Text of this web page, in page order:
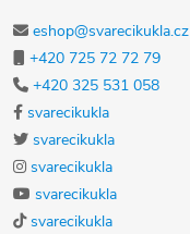
eshop@svarecikukla.cz
+420 725 72 72 79
+420 325 531 058
svarecikukla
svarecikukla
svarecikukla
svarecikukla
svarecikukla